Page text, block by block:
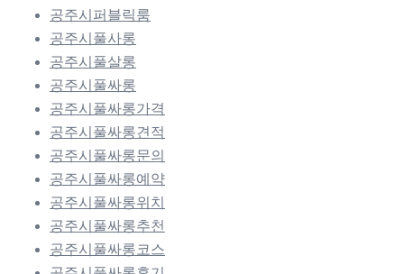
공주시퍼블릭룸
공주시풀사롱
공주시풀살롱
공주시풀싸롱
공주시풀싸롱가격
공주시풀싸롱견적
공주시풀싸롱문의
공주시풀싸롱예약
공주시풀싸롱위치
공주시풀싸롱추천
공주시풀싸롱코스